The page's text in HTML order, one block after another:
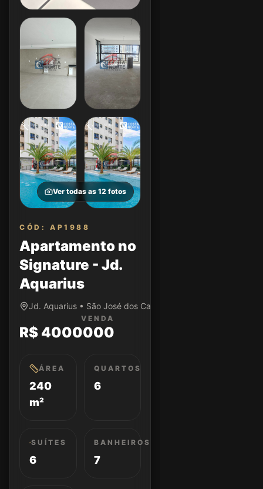
Ver todas as 12 fotos
CÓD: AP1988
Apartamento no
Signature - Jd.
Aquarius
Jd. Aquarius • São José dos Campos/SP
VENDA
R$ 4000000
ÁREA
240
m²
QUARTOS
6
SUÍTES
6
BANHEIROS
7